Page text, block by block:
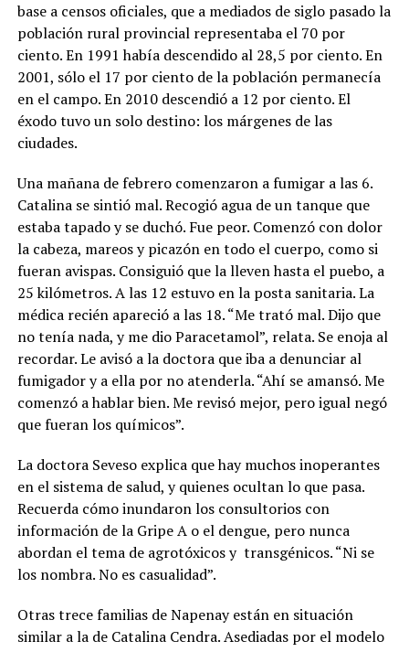
base a censos oficiales, que a mediados de siglo pasado la
población rural provincial representaba el 70 por
ciento. En 1991 había descendido al 28,5 por ciento. En
2001, sólo el 17 por ciento de la población permanecía
en el campo. En 2010 descendió a 12 por ciento. El
éxodo tuvo un solo destino: los márgenes de las
ciudades.
Una mañana de febrero comenzaron a fumigar a las 6.
Catalina se sintió mal. Recogió agua de un tanque que
estaba tapado y se duchó. Fue peor. Comenzó con dolor
la cabeza, mareos y picazón en todo el cuerpo, como si
fueran avispas. Consiguió que la lleven hasta el puebo, a
25 kilómetros. A las 12 estuvo en la posta sanitaria. La
médica recién apareció a las 18. “Me trató mal. Dijo que
no tenía nada, y me dio Paracetamol”, relata. Se enoja al
recordar. Le avisó a la doctora que iba a denunciar al
fumigador y a ella por no atenderla. “Ahí se amansó. Me
comenzó a hablar bien. Me revisó mejor, pero igual negó
que fueran los químicos”.
La doctora Seveso explica que hay muchos inoperantes
en el sistema de salud, y quienes ocultan lo que pasa.
Recuerda cómo inundaron los consultorios con
información de la Gripe A o el dengue, pero nunca
abordan el tema de agrotóxicos y transgénicos. “Ni se
los nombra. No es casualidad”.
Otras trece familias de Napenay están en situación
similar a la de Catalina Cendra. Asediadas por el modelo